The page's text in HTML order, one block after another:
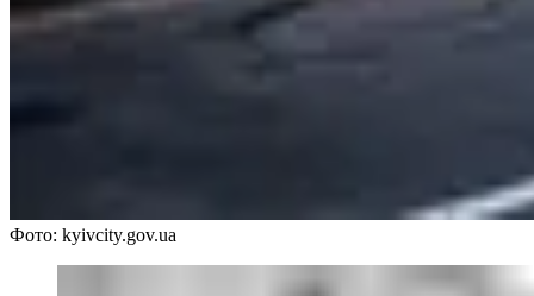
Фото: kyivcity.gov.ua